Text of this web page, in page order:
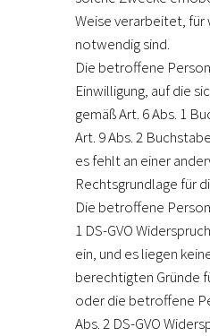
Weise verarbeitet,
notwendig sind.
Die betroffene
Einwilligung, auf die
gemäß Art. 6 Abs. 1
Art. 9 Abs. 2
es fehlt an einer
Rechtsgrundlage für
Die betroffene
1 DS-GVO
ein, und es liegen
berechtigten Gründe
oder die betroffene
Abs. 2 DS-GVO